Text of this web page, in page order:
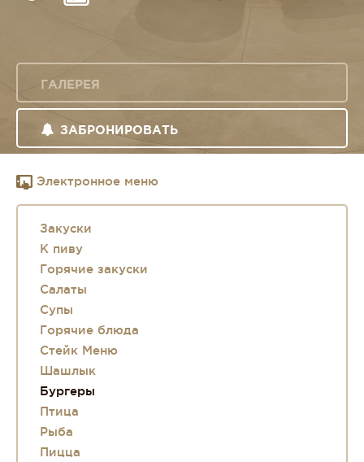
ГАЛЕРЕЯ
ЗАБРОНИРОВАТЬ
Электронное меню
Закуски
К пиву
Горячие закуски
Салаты
Супы
Горячие блюда
Стейк Меню
Шашлык
Бургеры
Птица
Рыба
Пицца